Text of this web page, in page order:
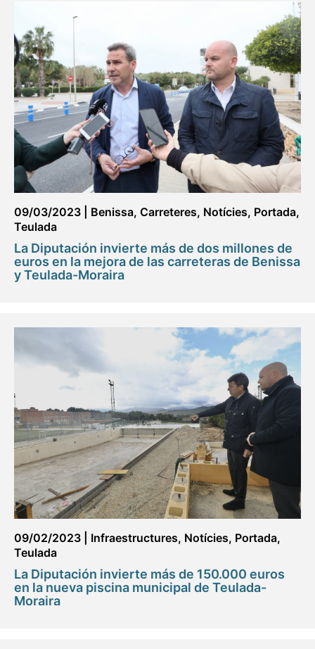
09/03/2023 Benissa, Carreteres, Notícies, Portada,
Teulada
La Diputación invierte más de dos millones de
euros en la mejora de las carreteras de Benissa
y Teulada-Moraira
09/02/2023 Infraestructures, Notícies, Portada,
Teulada
La Diputación invierte más de 150.000 euros
en la nueva piscina municipal de Teulada-
Moraira